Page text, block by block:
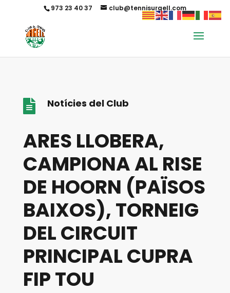
973 23 40 37 club@tennisurgell.com
 Notícies del Club
ARES LLOBERA,
CAMPIONA AL RISE
DE HOORN (PAÏSOS
BAIXOS), TORNEIG
DEL CIRCUIT
PRINCIPAL CUPRA
FIP TOU